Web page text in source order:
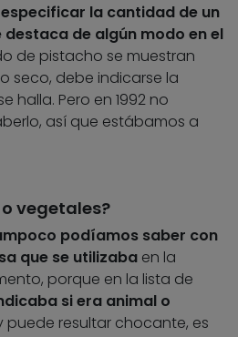
la cantidad de un
destaca de algún modo en el
de pistacho se muestran
seco, debe indicarse la
halla. Pero en 1992 no
así que estábamos a
vegetales?
podíamos saber con
que se utilizaba en la
porque en la lista de
si era animal o
puede resultar chocante, es